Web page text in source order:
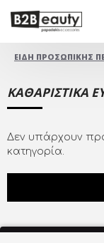
ΕΙΔΗ ΠΡΟΣΩΠΙΚΗΣ
KΑΘΑΡΙΣΤΙΚΑ
Δεν υπάρχουν
κατηγορία.